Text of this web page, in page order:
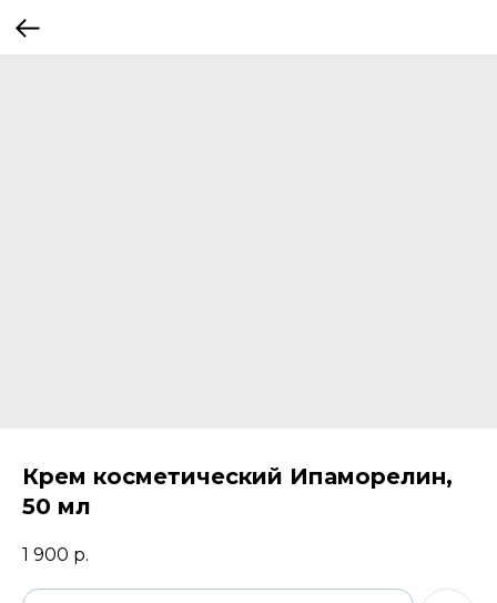
Крем косметический Ипаморелин,
50 мл
1 900 р.